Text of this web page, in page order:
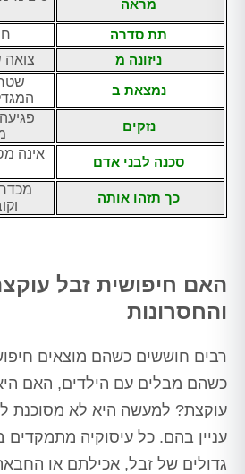
מראה
תת סדרה
ניזונה מ
צואה
נמצאת ב
נזקים
סכנה לבני אדם
אינה
כך תזהו אותה
האם חיפושית זבל
והחסרונות
רבים חוששים כשהם מוצאים
כשהם מבלים עם הילדים, האם
עוקצת? למעשה היא לא מסוכנת
עניין בהם. כל עיסוקיה מתמקדים
גדולים של זבל, אכילתם או